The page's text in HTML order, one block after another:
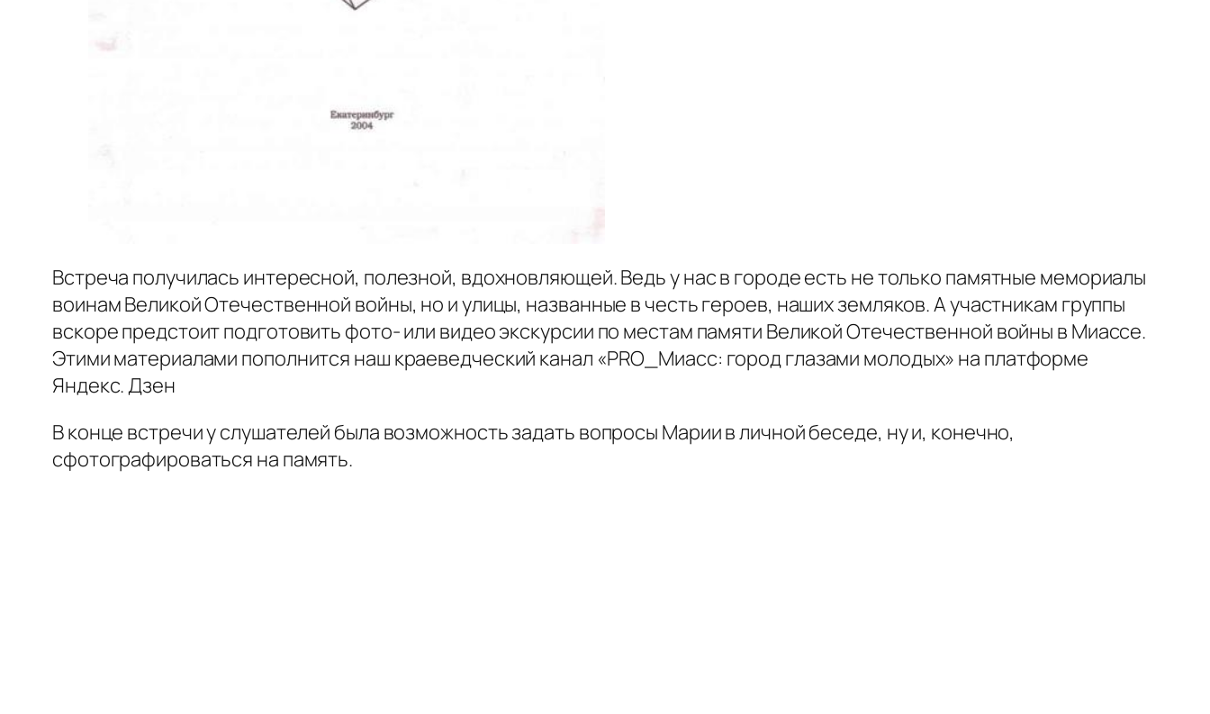
Встреча получилась интересной, полезной, вдохновляющей. Ведь у нас в городе есть не только памятные мемориалы
воинам Великой Отечественной войны, но и улицы, названные в честь героев, наших земляков. А участникам группы
вскоре предстоит подготовить фото- или видео экскурсии по местам памяти Великой Отечественной войны в Миассе.
Этими материалами пополнится наш краеведческий канал «PRO_Миасс: город глазами молодых» на платформе
Яндекс. Дзен
В конце встречи у слушателей была возможность задать вопросы Марии в личной беседе, ну и, конечно,
сфотографироваться на память.